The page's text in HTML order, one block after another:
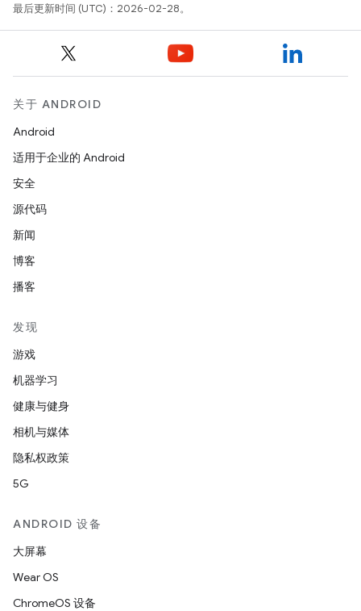
最后更新时间 (UTC)：2026-02-28。
关于 ANDROID
Android
适用于企业的 Android
安全
源代码
新闻
博客
播客
发现
游戏
机器学习
健康与健身
相机与媒体
隐私权政策
5G
ANDROID 设备
大屏幕
Wear OS
ChromeOS 设备